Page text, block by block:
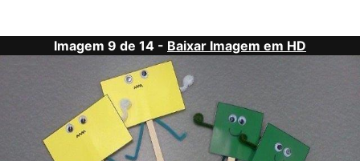
Imagem 9 de 14 - Baixar Imagem em HD